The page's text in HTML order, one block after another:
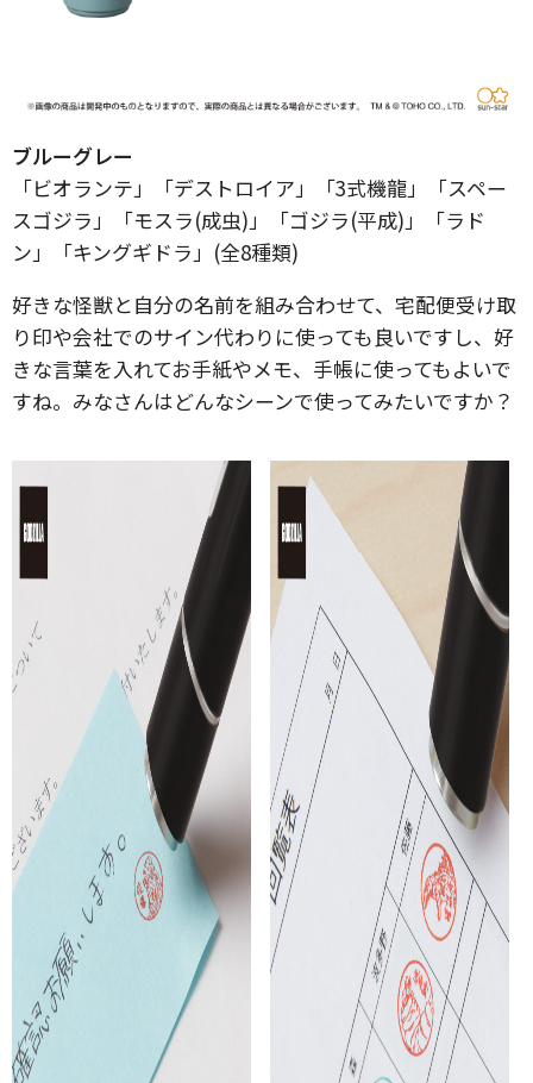
ブルーグレー
「ビオランテ」「デストロイア」「3式機龍」「スペー
スゴジラ」「モスラ(成虫)」「ゴジラ(平成)」「ラド
ン」「キングギドラ」(全8種類)
好きな怪獣と自分の名前を組み合わせて、宅配便受け取
り印や会社でのサイン代わりに使っても良いですし、好
きな言葉を入れてお手紙やメモ、手帳に使ってもよいで
すね。みなさんはどんなシーンで使ってみたいですか？